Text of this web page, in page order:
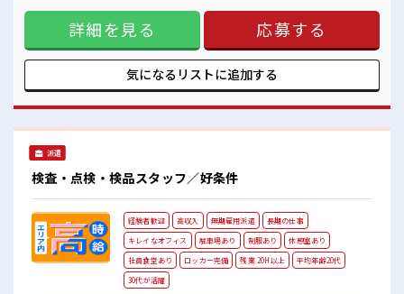
キレイな職場でカイテキ作業♪
配属後の1ヶ月間は研修あるので安心スタートOK！
プクラス「1600円」！ お休みは「土日祝」♪ さらに大型連休
もあるのでプライベートだって充実！ 就業先ではチケット制
の社員食堂が利用できます♪ 通勤はマイカーOK◎無料駐車場
完備！ 【無期雇用派遣】 ◎当社と期間制限のない雇用契約を
結んだ上で、 派遣先で働けます◎ ■最短即日入社決定！ 条件
があえば応募のその日に入社決定もできる！ ■職場の雰囲気
キレイな職場でカイテキ作業♪ 配属後の1ヶ月間は研修あるの
で安心スタートOK！
詳細を見る 応募する
気になるリストに追加する
派遣
検査・点検・検品スタッフ／好条件
経験者歓迎 高収入 無期雇用派遣
長期の仕事
キレイなオフィス
駐車場あり 制服あり
休憩室あり
社員食堂あり
ロッカー完備 残業 20H以上
平均年齢20代
30代が活躍